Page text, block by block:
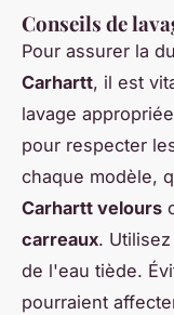
Conseils de
Pour assurer la
Carhartt, il est
lavage
pour respecter
chaque modèle,
Carhartt velours
carreaux.
de l'eau tiède.
pourraient